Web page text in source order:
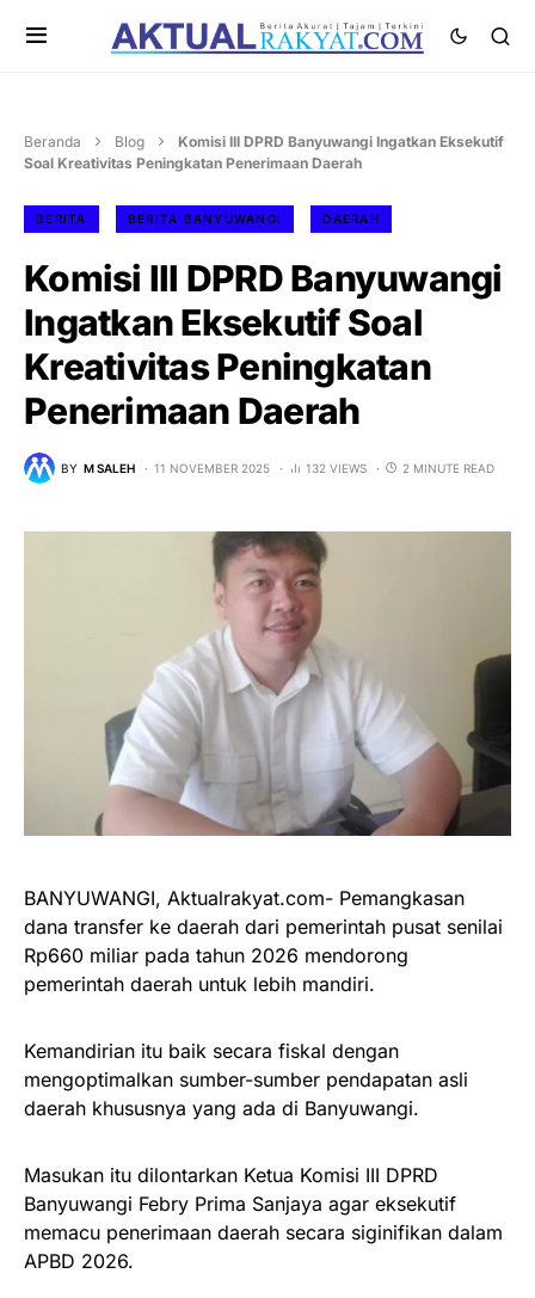
Beranda Blog
Komisi III DPRD Banyuwangi Ingatkan Eksekutif
Soal Kreativitas Peningkatan Penerimaan Daerah
BERITA BERITA BANYUWANGI DAERAH
Komisi III DPRD Banyuwangi
Ingatkan Eksekutif Soal
Kreativitas Peningkatan
Penerimaan Daerah
BY M SALEH 11 NOVEMBER 2025 132 VIEWS 2 MINUTE READ
BANYUWANGI, Aktualrakyat.com- Pemangkasan
dana transfer ke daerah dari pemerintah pusat senilai
Rp660 miliar pada tahun 2026 mendorong
pemerintah daerah untuk lebih mandiri.
Kemandirian itu baik secara fiskal dengan
mengoptimalkan sumber-sumber pendapatan asli
daerah khususnya yang ada di Banyuwangi.
Masukan itu dilontarkan Ketua Komisi III DPRD
Banyuwangi Febry Prima Sanjaya agar eksekutif
memacu penerimaan daerah secara siginifikan dalam
APBD 2026.